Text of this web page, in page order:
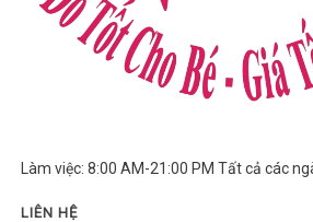
Làm việc: 8:00 AM-21:00 PM Tất cả các
LIÊN HỆ